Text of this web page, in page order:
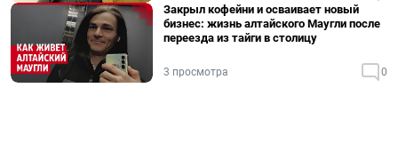
Закрыл кофейни и осваивает новый
бизнес: жизнь алтайского Маугли после
переезда из тайги в столицу
3 просмотра 0